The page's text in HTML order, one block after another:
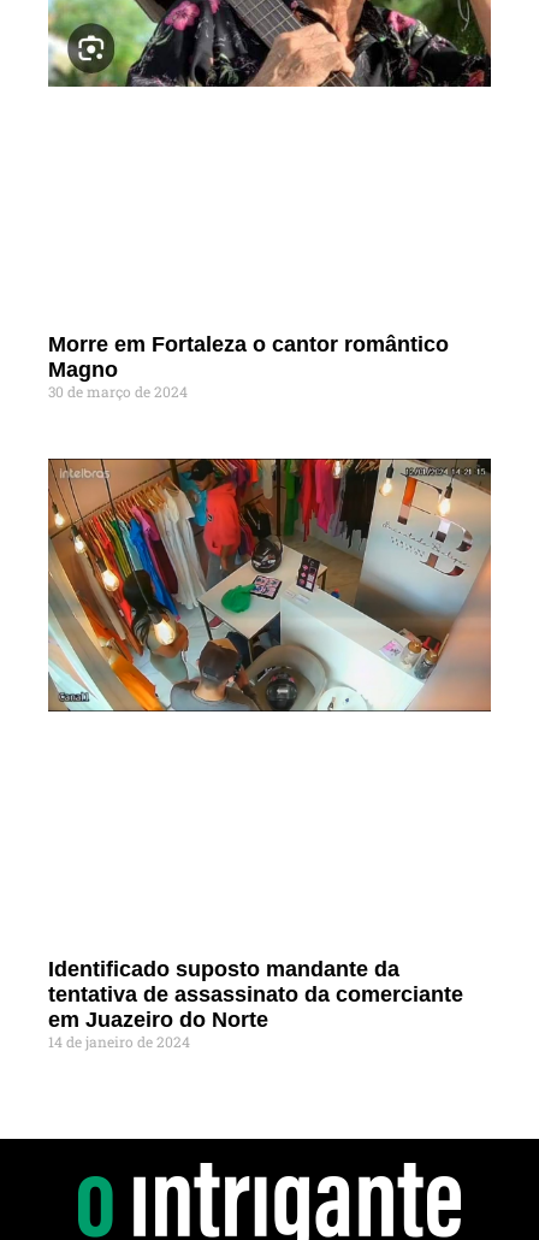
Morre em Fortaleza o cantor romântico
Magno
30 de março de 2024
Identificado suposto mandante da
tentativa de assassinato da comerciante
em Juazeiro do Norte
14 de janeiro de 2024